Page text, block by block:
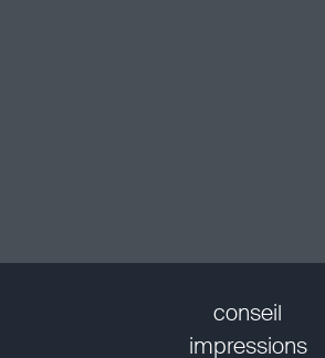
conseil
impressions